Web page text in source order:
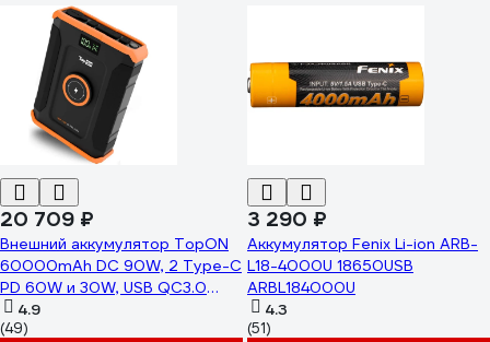
20 709 ₽
Внешний аккумулятор TopON
60000mAh DC 90W, 2 Type-C
PD 60W и 30W, USB QC3.0
18W, Qi 15W, авторозетка
120W, фонарь, защита от
4.9
(49)
3 290 ₽
Аккумулятор Fenix Li-ion ARB-
L18-4000U 18650USB
ARBL184000U
4.3
(51)